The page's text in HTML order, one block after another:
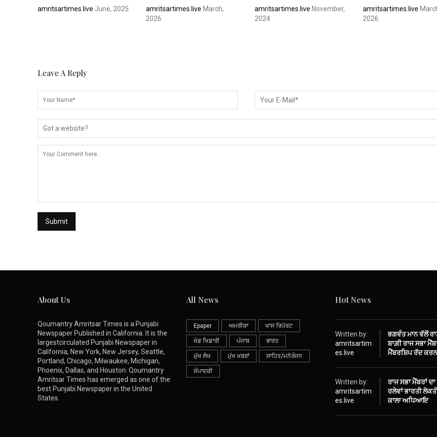
amritsartimes.live June, 2025 amritsartimes.live March,
2026
amritsartimes.live November,
2024
amritsartimes.live
2026
Leave A Reply
About Us
Qoumantry Amritsar Times is a Punjabi
Newspaper Published in California. It is the
largestcirculated Punjabi Newspaper in
California, New York, New Jersey, Seattle,
Portland, Chicago, Milwaukee, Michigan,
Phoenix, Dallas, and Houston. Qoumantry
Amritsar Times has emerged as one of the
best Punjabi Newspaper in the United
States.
All News
Epaper ਅਮਰੀਕਾ ਖਾਸ ਰਿਪੋਰਟ
ਖੇਡ ਖਿਡਾਰੀ ਪੰਜਾਬ ਭਾਰਤ
ਮੁੱਖ ਲੇਖ ਮੁੱਖ ਖ਼ਬਰਾਂ ਸਾਹਿਤ/ਮਨੋਰੰਜਨ
ਸੰਪਾਦਕੀ
Hot News
Written by:
amritsartim
es.live
ਭਗਵੰਤ ਮਾਨ ਵੱਲੋਂ
ਬਾਗ਼ੀ ਰਾਜ ਸਭਾ
ਮੈਂਬਰਸ਼ਿਪ ਰੱਦ
Written by:
amritsartim
es.live
ਰਾਜ ਸਭਾ ਮੈਂਬਰਾਂ ਦਾ
ਰਲੇਵਾਂ ਭਾਰਤੀ
ਕਾਲਾ ਅਧਿਆਇ